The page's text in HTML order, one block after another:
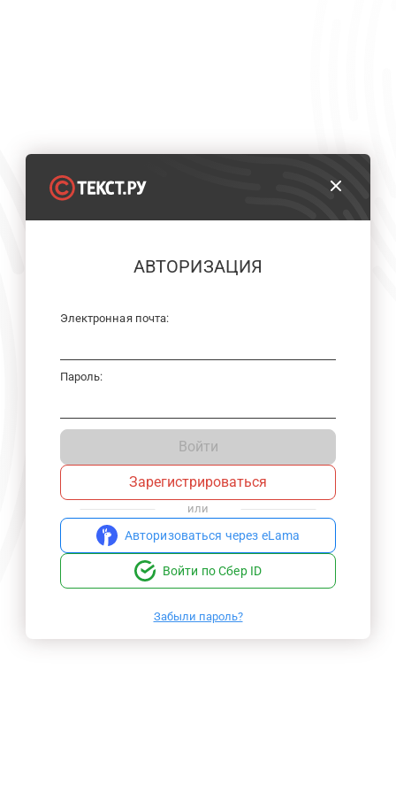
АВТОРИЗАЦИЯ
Электронная почта:
Пароль:
Войти
Зарегистрироваться
или
Авторизоваться через eLama
Войти по Сбер ID
Забыли пароль?